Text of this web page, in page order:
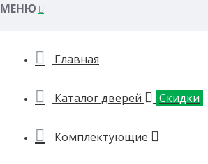
МЕНЮ
Главная
Каталог дверей Скидки
Комплектующие